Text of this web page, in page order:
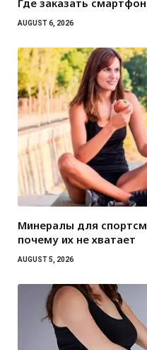
Где заказать
AUGUST 6, 2026
Минералы для
почему их не хватает
AUGUST 5, 2026